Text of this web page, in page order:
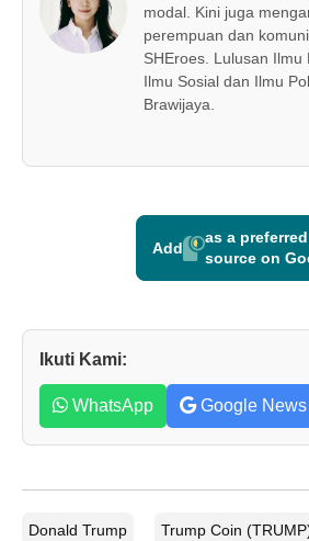
modal. Kini juga
perempuan dan
SHEroes. Lulusan
Ilmu Sosial dan Ilmu
Brawijaya.
Add
as a preferred
source on
Ikuti Kami:
WhatsApp Google News
Donald Trump Trump Coin